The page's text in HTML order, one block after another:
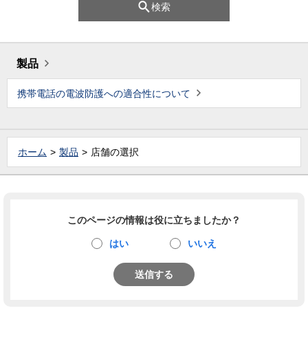
検索
製品
携帯電話の電波防護への適合性について
ホーム 製品 店舗の選択
このページの情報は役に立ちましたか？
はい いいえ
送信する